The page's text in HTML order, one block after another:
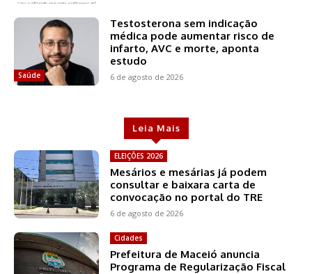
Saúde
Testosterona sem indicação
médica pode aumentar risco de
infarto, AVC e morte, aponta
estudo
6 de agosto de 2026
Leia Mais
ELEIÇÕES 2026
Mesários e mesárias já podem
consultar e baixara carta de
convocação no portal do TRE
6 de agosto de 2026
Cidades
Prefeitura de Maceió anuncia
Programa de Regularização Fiscal